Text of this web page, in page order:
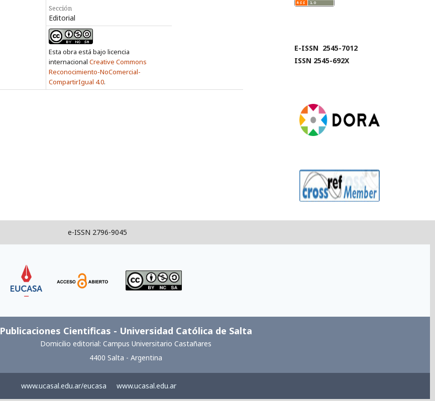
Sección
Editorial
Esta obra está bajo licencia
internacional Creative Commons
Reconocimiento-NoComercial-
CompartirIgual 4.0.
E-ISSN 2545-7012
ISSN 2545-692X
e-ISSN 2796-9045
Link
Publicaciones Cientificas - Universidad Católica de Salta
Domicilio editorial: Campus Universitario Castañares
4400 Salta - Argentina
www.ucasal.edu.ar/eucasa www.ucasal.edu.ar